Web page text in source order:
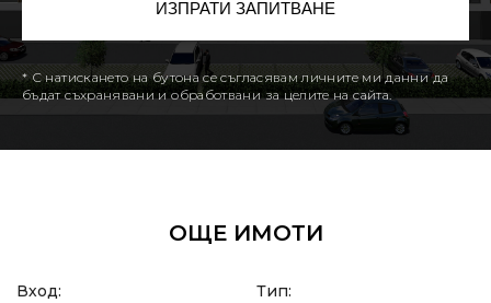
* С натискането на бутона се съгласявам личните ми данни да
бъдат съхранявани и обработвани за целите на сайта.
ОЩЕ ИМОТИ
Вход: Тип: